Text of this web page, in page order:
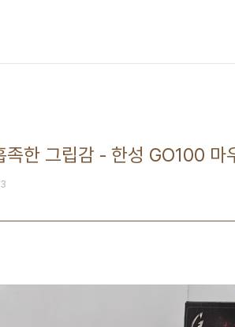
족한 그립감 - 한성 GO100 마